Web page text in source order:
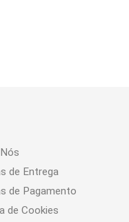
de Entrega
de Pagamento
de Cookies